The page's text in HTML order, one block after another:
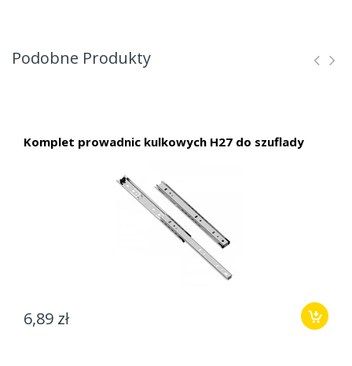
Podobne Produkty
Komplet prowadnic kulkowych H27 do szuflady
6,89 zł